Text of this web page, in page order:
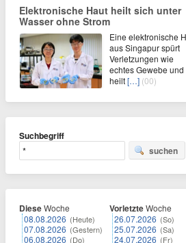
Elektronische Haut heilt sich unter
Wasser ohne Strom
Eine elektronische
aus Singapur spürt
Verletzungen wie
echtes Gewebe und
heilt[…] (00)
Suchbegriff
suchen
DieseWoche
08.08.2026 (Heute)
07.08.2026 (Gestern)
06.08.2026 (Do)
VorletzteWoche
26.07.2026 (So)
25.07.2026 (Sa)
24.07.2026 (Fr)